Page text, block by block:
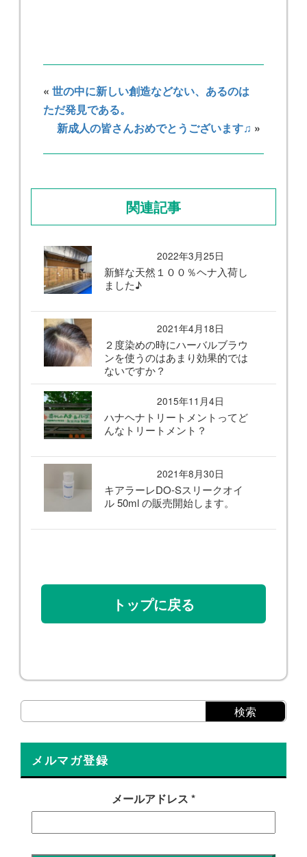
« 世の中に新しい創造などない、あるのは
ただ発見である。
新成人の皆さんおめでとうございます♫ »
関連記事
2022年3月25日
新鮮な天然１００％ヘナ入荷し
ました♪
2021年4月18日
２度染めの時にハーバルブラウ
ンを使うのはあまり効果的では
ないですか？
2015年11月4日
ハナヘナトリートメントってど
んなトリートメント？
2021年8月30日
キアラーレDO-Sスリークオイ
ル 50ml の販売開始します。
トップに戻る
メルマガ登録
メールアドレス *